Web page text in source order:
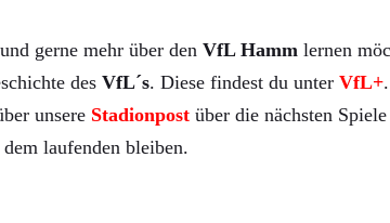
gerne mehr über den VfL Hamm lernen
des VfL´s. Diese findest du unter VfL+
unsere Stadionpost über die nächsten
laufenden bleiben.